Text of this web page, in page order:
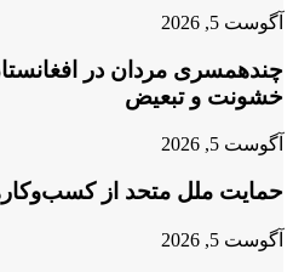
آگوست 5, 2026
چندهمسری مردان در
خشونت و تبعیض
آگوست 5, 2026
حمایت ملل متحد از
آگوست 5, 2026